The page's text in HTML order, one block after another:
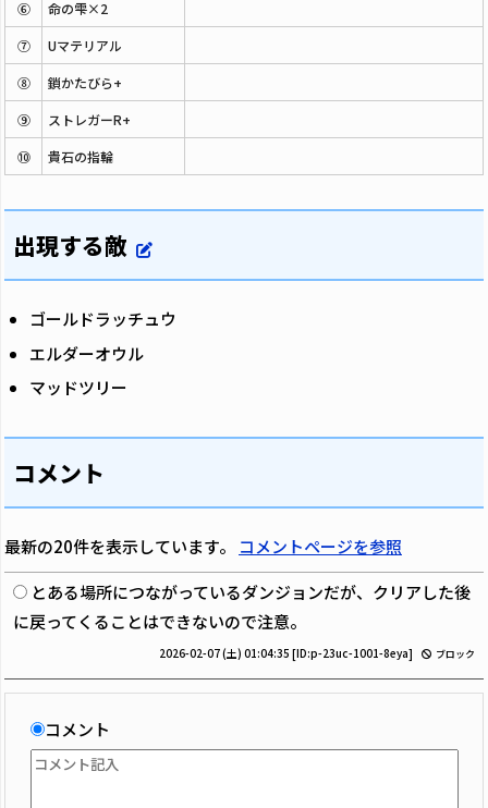
⑥
命の雫×2
⑦
Uマテリアル
⑧
鎖かたびら+
⑨
ストレガーR+
⑩
貴石の指輪
出現する敵
ゴールドラッチュウ
エルダーオウル
マッドツリー
コメント
最新の20件を表示しています。 コメントページを参照
とある場所につながっているダンジョンだが、クリアした後
に戻ってくることはできないので注意。
2026-02-07 (土) 01:04:35 [ID:p-23uc-1001-8eya] ブロック
コメント